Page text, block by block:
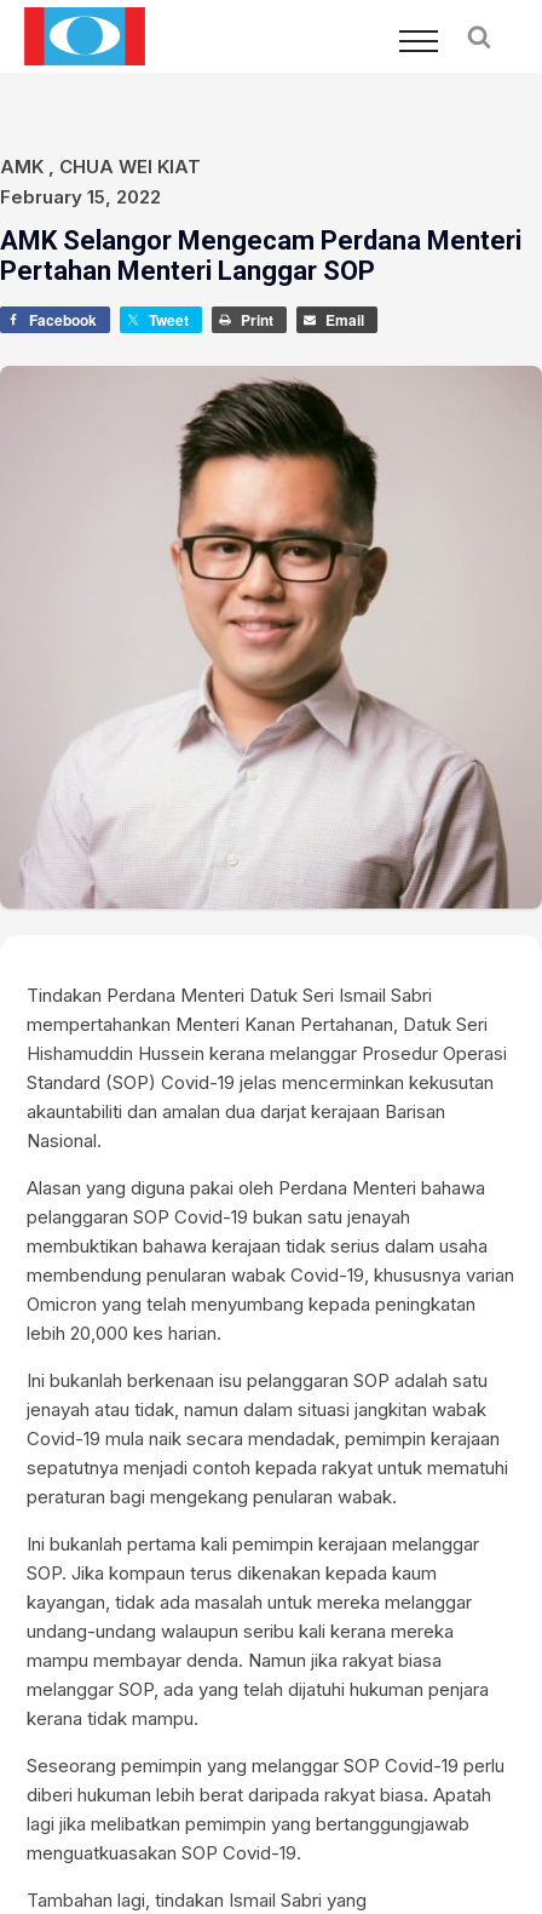
AMK , CHUA WEI KIAT
February 15, 2022
AMK Selangor Mengecam Perdana Menteri
Pertahan Menteri Langgar SOP
Facebook Tweet Print Email
Tindakan Perdana Menteri Datuk Seri Ismail Sabri
mempertahankan Menteri Kanan Pertahanan, Datuk Seri
Hishamuddin Hussein kerana melanggar Prosedur Operasi
Standard (SOP) Covid-19 jelas mencerminkan kekusutan
akauntabiliti dan amalan dua darjat kerajaan Barisan
Nasional.
Alasan yang diguna pakai oleh Perdana Menteri bahawa
pelanggaran SOP Covid-19 bukan satu jenayah
membuktikan bahawa kerajaan tidak serius dalam usaha
membendung penularan wabak Covid-19, khususnya varian
Omicron yang telah menyumbang kepada peningkatan
lebih 20,000 kes harian.
Ini bukanlah berkenaan isu pelanggaran SOP adalah satu
jenayah atau tidak, namun dalam situasi jangkitan wabak
Covid-19 mula naik secara mendadak, pemimpin kerajaan
sepatutnya menjadi contoh kepada rakyat untuk mematuhi
peraturan bagi mengekang penularan wabak.
Ini bukanlah pertama kali pemimpin kerajaan melanggar
SOP. Jika kompaun terus dikenakan kepada kaum
kayangan, tidak ada masalah untuk mereka melanggar
undang-undang walaupun seribu kali kerana mereka
mampu membayar denda. Namun jika rakyat biasa
melanggar SOP, ada yang telah dijatuhi hukuman penjara
kerana tidak mampu.
Seseorang pemimpin yang melanggar SOP Covid-19 perlu
diberi hukuman lebih berat daripada rakyat biasa. Apatah
lagi jika melibatkan pemimpin yang bertanggungjawab
menguatkuasakan SOP Covid-19.
Tambahan lagi, tindakan Ismail Sabri yang